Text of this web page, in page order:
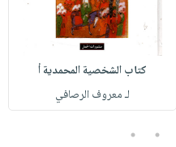
كتاب الشخصية المحمدية أ
لـ معروف الرصافي
4
5